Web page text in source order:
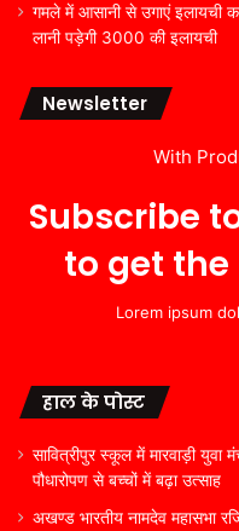
गमले में आसानी से उगाएं इलायची
लानी पड़ेगी 3000 की इलायची
Newsletter
With
Subscribe
to get
Lorem ipsum
हाल के पोस्ट
सावित्रीपुर स्कूल में मारवाड़ी युवा
पौधारोपण से बच्चों में बढ़ा उत्साह
अखण्ड भारतीय नामदेव महासभा